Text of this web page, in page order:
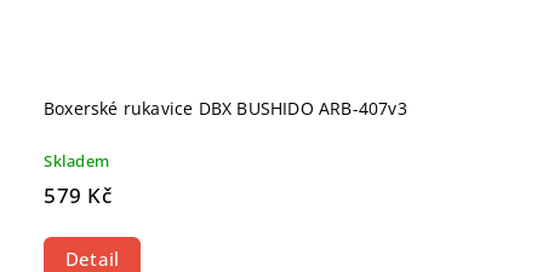
Boxerské rukavice DBX BUSHIDO ARB-407v3
Skladem
579 Kč
Detail